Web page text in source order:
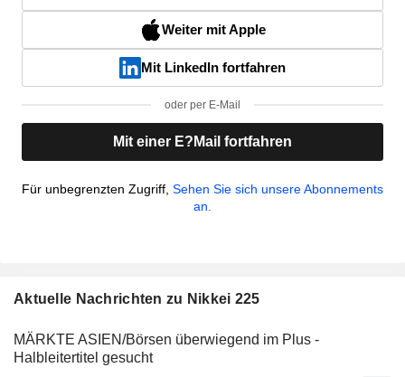
Weiter mit Apple
Mit LinkedIn fortfahren
oder per E-Mail
Mit einer E?Mail fortfahren
Für unbegrenzten Zugriff, Sehen Sie sich unsere Abonnements
an.
Aktuelle Nachrichten zu Nikkei 225
MÄRKTE ASIEN/Börsen überwiegend im Plus -
Halbleitertitel gesucht